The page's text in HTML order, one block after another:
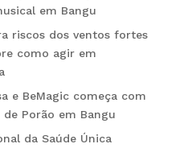
em Bangu
riscos dos ventos fortes
como agir em
e BeMagic começa com
Porão em Bangu
da Saúde Única